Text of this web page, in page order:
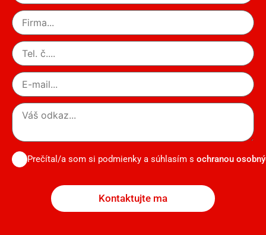
Prečítal/a som si podmienky a súhlasím sochranou
Kontaktujte ma